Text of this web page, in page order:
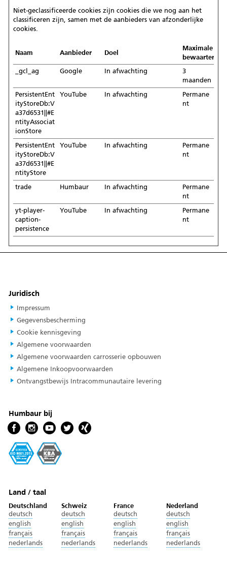
Niet-geclassificeerde cookies zijn cookies die we nog aan het
classificeren zijn, samen met de aanbieders van afzonderlijke
cookies.
Naam Aanbieder Doel
Maximale
_gcl_ag Google In afwachting
3
maanden
PersistentEnt
ityStoreDb:V
a37d6531||#E
ntityAssociat
ionStore
YouTube In afwachting
Permane
nt
PersistentEnt
ityStoreDb:V
a37d6531||#E
ntityStore
YouTube In afwachting
Permane
nt
trade Humbaur In afwachting
Permane
nt
yt-player-
caption-
persistence
YouTube In afwachting
Permane
nt
Juridisch
Impressum
Gegevensbescherming
Cookie kennisgeving
Algemene voorwaarden
Algemene voorwaarden carrosserie opbouwen
Algemene Inkoopvoorwaarden
Ontvangstbewijs Intracommunautaire levering
Humbaur bij
Land / taal
Deutschland
deutsch
english
français
nederlands
Schweiz
deutsch
english
français
nederlands
France
deutsch
english
français
nederlands
Nederland
deutsch
english
français
nederlands